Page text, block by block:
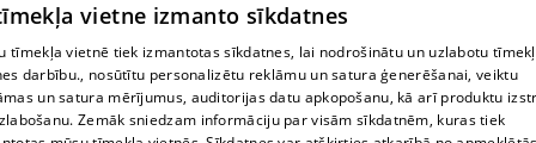
lielākajiem Krievijas uzbrukumiem
409. epizode
vietne izmanto sīkdatnes
tīmekļa vietnē tiek izmantotas sīkdatnes, lai nodrošinātu un uzlabotu
darbību., nosūtītu personalizētu reklāmu un satura ģenerēšanai, veiktu
un satura mērījumus, auditorijas datu apkopošanu, kā arī produktu
Zemāk sniedzam informāciju par visām sīkdatnēm, kuras tiek